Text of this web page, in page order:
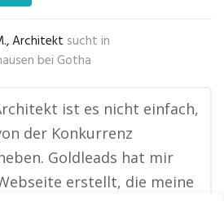
Architekt sucht in
bei Gotha
ist es nicht einfach,
der Konkurrenz
Goldleads hat mir
erstellt, die meine